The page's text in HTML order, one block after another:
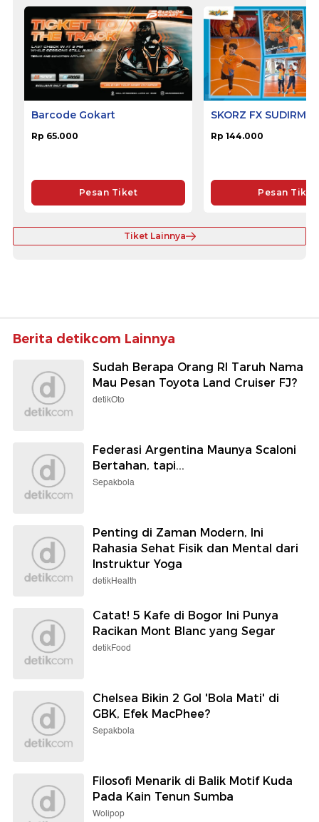
Barcode Gokart
Rp 65.000
Pesan Tiket
SKORZ FX
Rp 144.000
Pesan Tiket
Tiket Lainnya
Berita detikcom Lainnya
Sudah Berapa Orang RI Taruh Nama
Mau Pesan Toyota Land Cruiser FJ?
detikOto
Federasi Argentina Maunya Scaloni
Bertahan, tapi...
Sepakbola
Penting di Zaman Modern, Ini
Rahasia Sehat Fisik dan Mental dari
Instruktur Yoga
detikHealth
Catat! 5 Kafe di Bogor Ini Punya
Racikan Mont Blanc yang Segar
detikFood
Chelsea Bikin 2 Gol 'Bola Mati' di
GBK, Efek MacPhee?
Sepakbola
Filosofi Menarik di Balik Motif Kuda
Pada Kain Tenun Sumba
Wolipop